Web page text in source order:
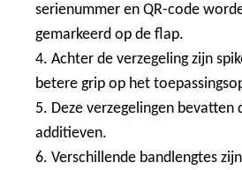
serienummer en QR-code
gemarkeerd op de flap.
4. Achter de verzegeling zijn
betere grip op het
5. Deze verzegelingen bevatten
additieven.
6. Verschillende bandlengtes